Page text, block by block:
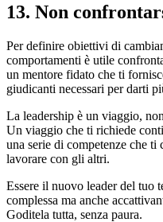
13. Non
Per definire obiettivi di
comportamenti è utile
un mentore fidato che ti
giudicanti necessari per darti
La leadership è un viaggio,
Un viaggio che ti richiede
una serie di competenze che
lavorare con gli altri.
Essere il nuovo leader del tuo
complessa ma anche
Goditela tutta, senza paura.